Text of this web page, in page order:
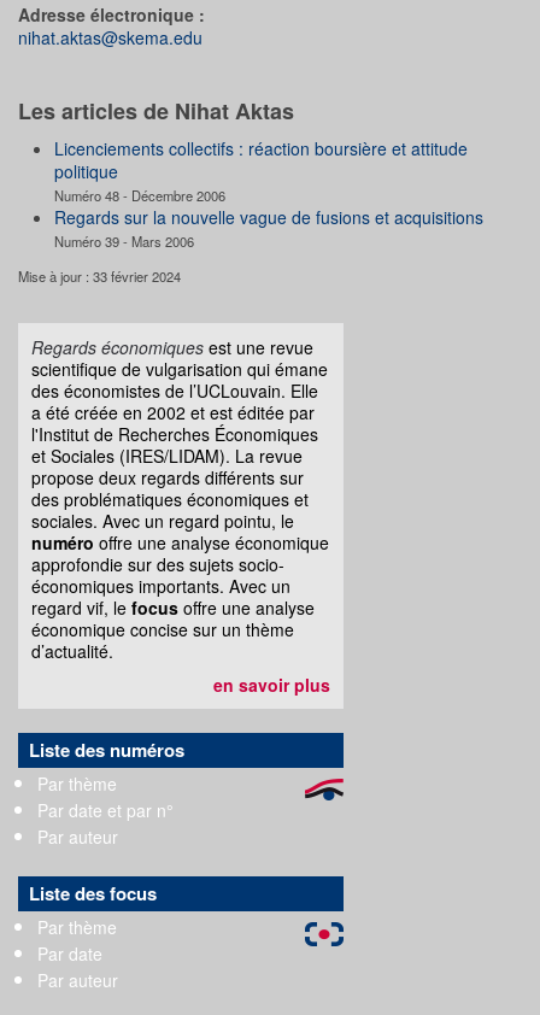
Adresse électronique :
nihat.aktas@skema.edu
Les articles de Nihat Aktas
Licenciements collectifs : réaction boursière et attitude
politique
Numéro 48 - Décembre 2006
Regards sur la nouvelle vague de fusions et acquisitions
Numéro 39 - Mars 2006
Mise à jour : 33 février 2024
Regards économiques est une revue
scientifique de vulgarisation qui émane
des économistes de l’UCLouvain. Elle
a été créée en 2002 et est éditée par
l'Institut de Recherches Économiques
et Sociales (IRES/LIDAM). La revue
propose deux regards différents sur
des problématiques économiques et
sociales. Avec un regard pointu, le
numéro offre une analyse économique
approfondie sur des sujets socio-
économiques importants. Avec un
regard vif, le focus offre une analyse
économique concise sur un thème
d’actualité.
en savoir plus
Liste des numéros
Par thème
Par date et par n°
Par auteur
Liste des focus
Par thème
Par date
Par auteur